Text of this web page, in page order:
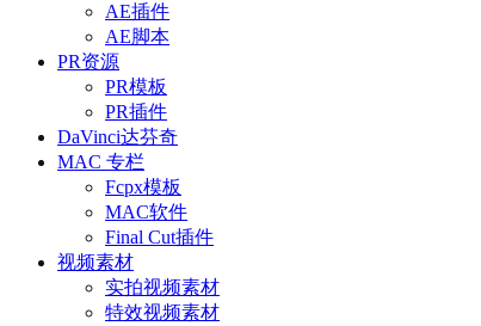
AE插件
AE脚本
PR资源
PR模板
PR插件
DaVinci达芬奇
MAC 专栏
Fcpx模板
MAC软件
Final Cut插件
视频素材
实拍视频素材
特效视频素材